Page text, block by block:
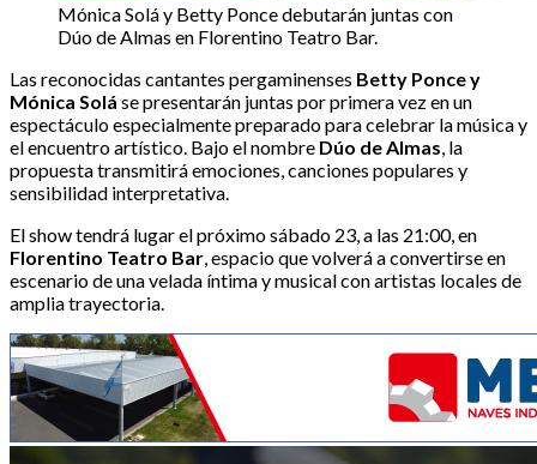
Mónica Solá y Betty Ponce debutarán juntas con
Dúo de Almas en Florentino Teatro Bar.
Las reconocidas cantantes pergaminenses Betty Ponce y
Mónica Solá se presentarán juntas por primera vez en un
espectáculo especialmente preparado para celebrar la música y
el encuentro artístico. Bajo el nombre Dúo de Almas, la
propuesta transmitirá emociones, canciones populares y
sensibilidad interpretativa.
El show tendrá lugar el próximo sábado 23, a las 21:00, en
Florentino Teatro Bar, espacio que volverá a convertirse en
escenario de una velada íntima y musical con artistas locales de
amplia trayectoria.